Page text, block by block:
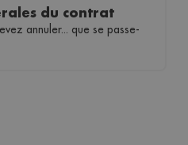
du contrat
annuler... que se passe-